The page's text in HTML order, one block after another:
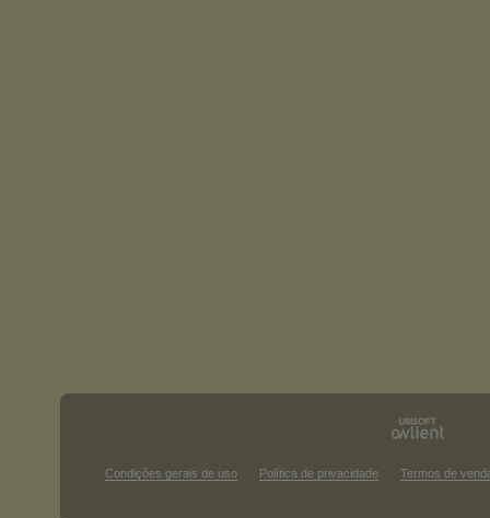
Condições gerais de uso Política de privacidade Termos de